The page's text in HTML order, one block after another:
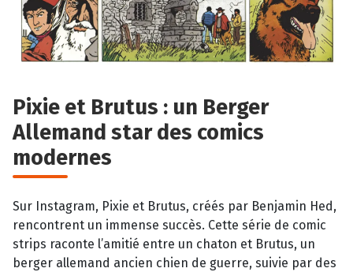
Pixie et Brutus : un Berger
Allemand star des comics
modernes
Sur Instagram, Pixie et Brutus, créés par Benjamin Hed,
rencontrent un immense succès. Cette série de comic
strips raconte l’amitié entre un chaton et Brutus, un
berger allemand ancien chien de guerre, suivie par des